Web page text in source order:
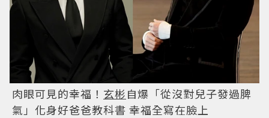
肉眼可見的幸福！ 玄彬自爆「從沒對兒子發過脾
氣」化身好爸爸教科書 幸福全寫在臉上